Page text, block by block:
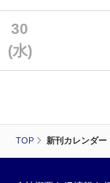
TOP 新刊カレンダー
30
(水)